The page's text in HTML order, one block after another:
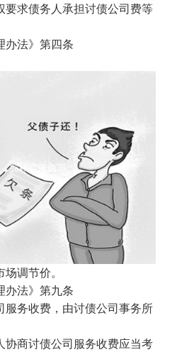
要求债务人承担讨债公司费等
办法》第四条
调节价。
办法》第九条
服务收费，由讨债公司事务所
协商讨债公司服务收费应当考